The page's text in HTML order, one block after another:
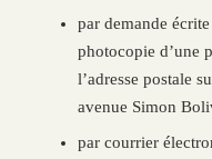
par demande
photocopie d’une
l’adresse postale
avenue Simon
par courrier